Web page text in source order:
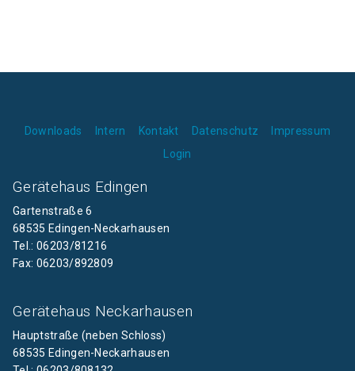
Downloads Intern Kontakt Datenschutz
Impressum
Login
Gerätehaus Edingen
Gartenstraße 6
68535 Edingen-Neckarhausen
Tel.: 06203/81216
Fax: 06203/892809
Gerätehaus Neckarhausen
Hauptstraße (neben Schloss)
68535 Edingen-Neckarhausen